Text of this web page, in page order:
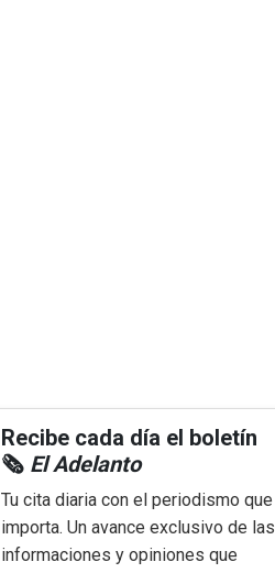
Recibe cada día el boletín
🗞️ El Adelanto
Tu cita diaria con el periodismo que
importa. Un avance exclusivo de las
informaciones y opiniones que